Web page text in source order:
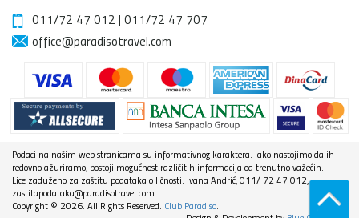
011/72 47 012 | 011/72 47 707
office@paradisotravel.com
Podaci na našim web stranicama su informativnog karaktera. Iako nastojimo da ih
redovno ažuriramo, postoji mogućnost različitih informacija od trenutno važećih.
Lice zaduženo za zaštitu podataka o ličnosti: Ivana Andrić, 011/ 72 47 012,
zastitapodataka@paradisotravel.com
Copyright © 2026. All Rights Reserved. Club Paradiso.